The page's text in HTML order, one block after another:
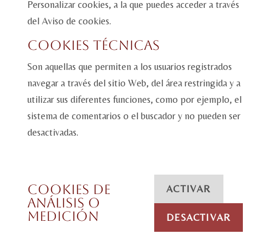
Personalizar cookies, a la que puedes acceder a través
del Aviso de cookies.
Cookies técnicas
Son aquellas que permiten a los usuarios registrados
navegar a través del sitio Web, del área restringida y a
utilizar sus diferentes funciones, como por ejemplo, el
sistema de comentarios o el buscador y no pueden ser
desactivadas.
Cookies de
análisis o
medición
ACTIVAR
DESACTIVAR